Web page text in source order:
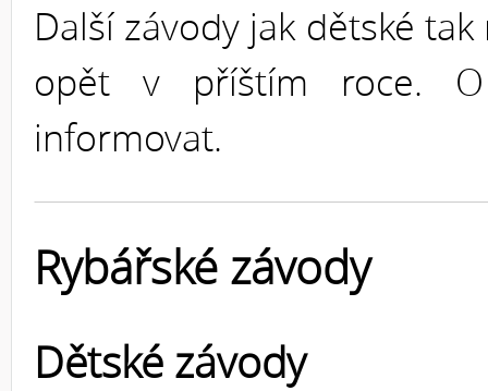
Další závody jak dětské
opět v příštím roce.
informovat.
Rybářské závody
Dětské závody